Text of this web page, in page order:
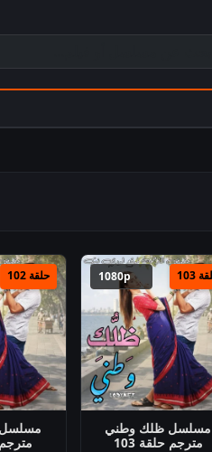
103
1080p
مسلسل ظلك وطني
مترجم حلقة 103
حلقة 102
مترجم